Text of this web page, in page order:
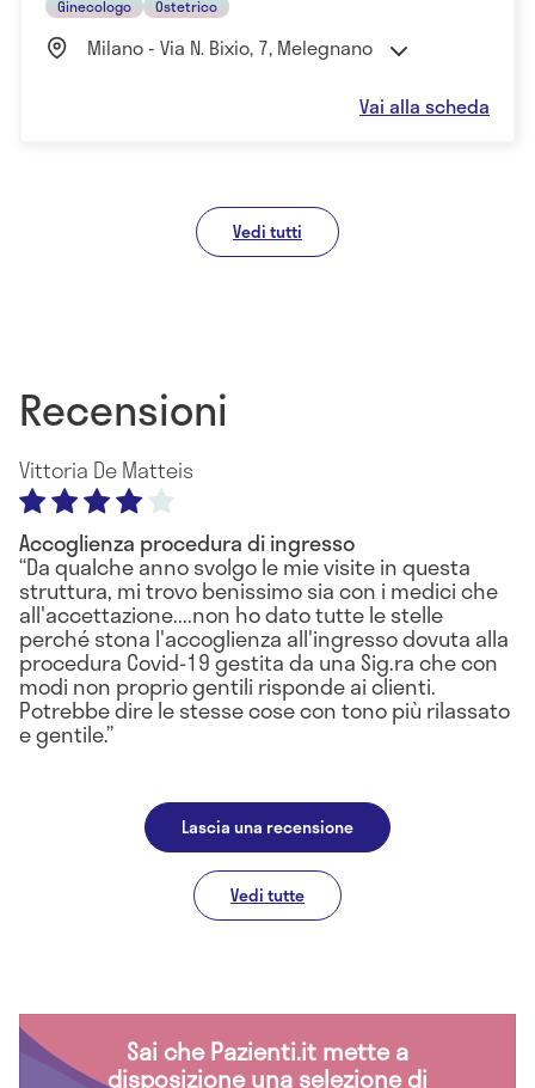
Ginecologo Ostetrico
Milano - Via N. Bixio, 7, Melegnano
Vai alla scheda
Vedi tutti
Recensioni
Vittoria De Matteis
Accoglienza procedura di ingresso
Da qualche anno svolgo le mie visite in questa
struttura, mi trovo benissimo sia con i medici che
all'accettazione....non ho dato tutte le stelle
perché stona l'accoglienza all'ingresso dovuta alla
procedura Covid-19 gestita da una Sig.ra che con
modi non proprio gentili risponde ai clienti.
Potrebbe dire le stesse cose con tono più rilassato
e gentile.
Lascia una recensione
Vedi tutte
Sai che Pazienti.it mette a
disposizione una selezione di